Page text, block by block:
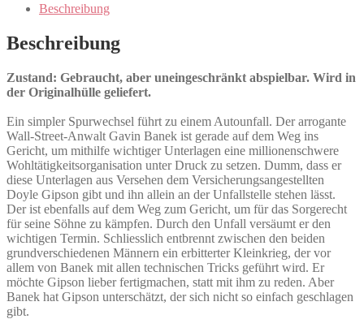
Beschreibung
Beschreibung
Zustand: Gebraucht, aber uneingeschränkt abspielbar. Wird in
der Originalhülle geliefert.
Ein simpler Spurwechsel führt zu einem Autounfall. Der arrogante
Wall-Street-Anwalt Gavin Banek ist gerade auf dem Weg ins
Gericht, um mithilfe wichtiger Unterlagen eine millionenschwere
Wohltätigkeitsorganisation unter Druck zu setzen. Dumm, dass er
diese Unterlagen aus Versehen dem Versicherungsangestellten
Doyle Gipson gibt und ihn allein an der Unfallstelle stehen lässt.
Der ist ebenfalls auf dem Weg zum Gericht, um für das Sorgerecht
für seine Söhne zu kämpfen. Durch den Unfall versäumt er den
wichtigen Termin. Schliesslich entbrennt zwischen den beiden
grundverschiedenen Männern ein erbitterter Kleinkrieg, der vor
allem von Banek mit allen technischen Tricks geführt wird. Er
möchte Gipson lieber fertigmachen, statt mit ihm zu reden. Aber
Banek hat Gipson unterschätzt, der sich nicht so einfach geschlagen
gibt.